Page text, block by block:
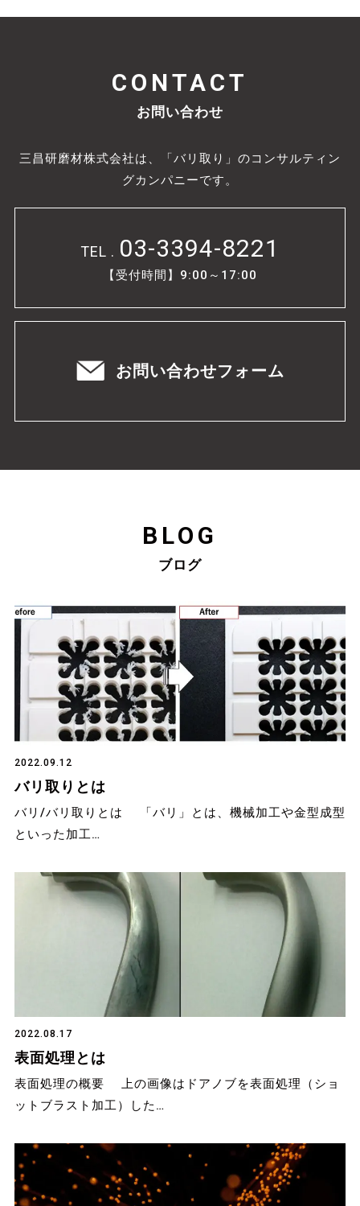
CONTACT
お問い合わせ
三昌研磨材株式会社は、「バリ取り」のコンサルティン
グカンパニーです。
TEL . 03-3394-8221
【受付時間】9:00～17:00
お問い合わせフォーム
BLOG
ブログ
2022.09.12
バリ取りとは
バリ/バリ取りとは 「バリ」とは、機械加工や金型成型
といった加工…
2022.08.17
表面処理とは
表面処理の概要 上の画像はドアノブを表面処理（ショ
ットブラスト加工）した…